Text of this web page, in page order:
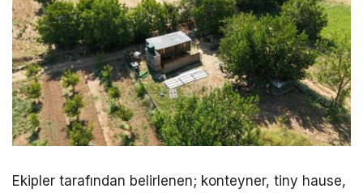
Ekipler tarafından belirlenen; konteyner, tiny hause,